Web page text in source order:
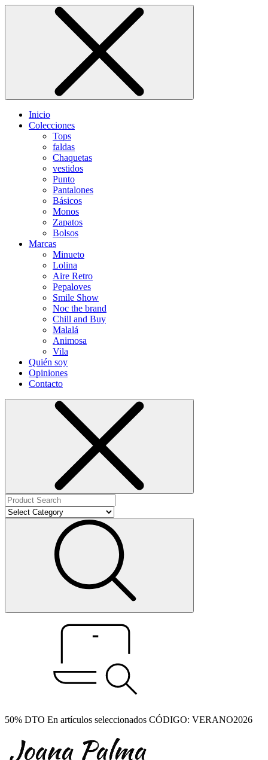
Inicio
Colecciones
Tops
faldas
Chaquetas
vestidos
Punto
Pantalones
Básicos
Monos
Zapatos
Bolsos
Marcas
Minueto
Lolina
Aire Retro
Pepaloves
Smile Show
Noc the brand
Chill and Buy
Malalá
Animosa
Vila
Quién soy
Opiniones
Contacto
50% DTO En artículos seleccionados CÓDIGO: VERANO2026